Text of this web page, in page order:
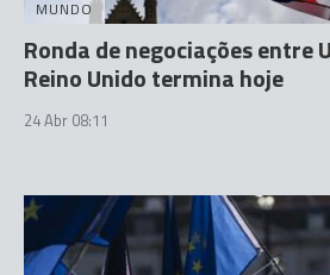
MUNDO
Ronda de negociações entre
Reino Unido termina hoje
24 Abr 08:11